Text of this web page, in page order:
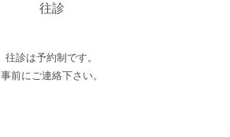
往診
往診は予約制です。
事前にご連絡下さい。